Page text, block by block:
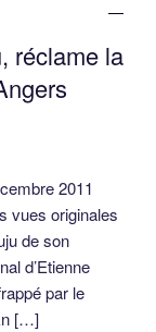
réclame la
2011
vues originales
de son
d’Etienne
par le
[…]